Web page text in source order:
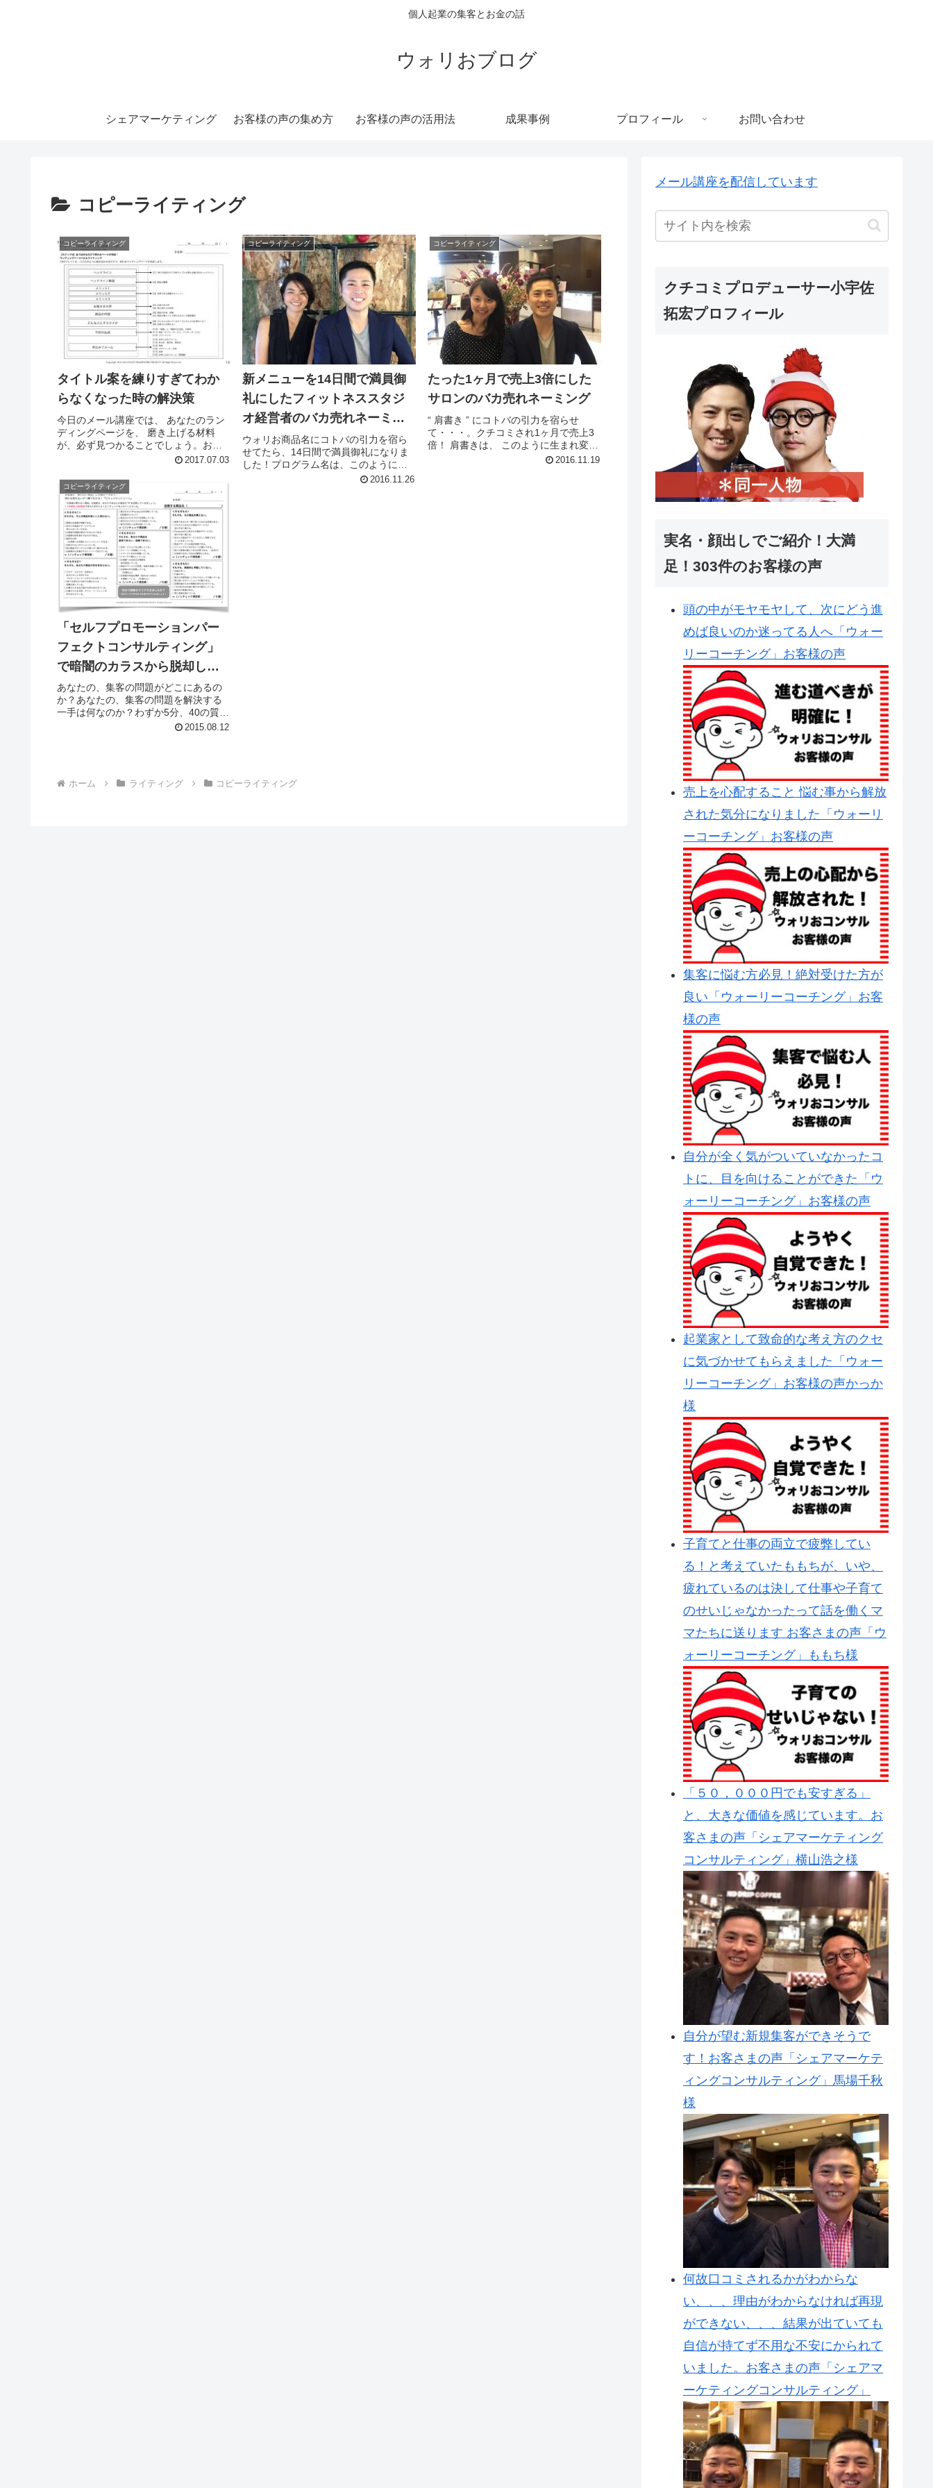
個人起業の集客とお金の話
ウォリおブログ
シェアマーケティング お客様の声の集め方 お客様の声の活用法 成果事例 プロフィール お問い合わせ
コピーライティング
コピーライティング
タイトル案を練りすぎてわか
らなくなった時の解決策
今日のメール講座では、 あなたのラン
ディングページを、 磨き上げる材料
が、必ず見つかることでしょう。おは
ウォリございます。 バイラルメイクプ
ひろ）です。岐阜県高山市で 足つぼサ
ロン・セカンドハウスを経営さ...
2017.07.03
コピーライティング
新メニューを14日間で満員御
礼にしたフィットネススタジ
オ経営者のバカ売れネーミン
グ
ウォリお商品名にコトバの引力を宿ら
せてたら、14日間で満員御礼になりま
した！プログラム名は、このように生
まれ変わりました。ウォリおこの成果
2016.11.26
コピーライティング
たった1ヶ月で売上3倍にした
サロンのバカ売れネーミング
“ 肩書き ” にコトバの引力を宿らせ
て・・・。クチコミされ1ヶ月で売上3
倍！ 肩書きは、 このように生まれ変わ
りました！beforeアロマセラピスト
2016.11.19
コピーライティング
「セルフプロモーションパー
フェクトコンサルティング」
で暗闇のカラスから脱却しま
せんか？
あなたの、集客の問題がどこにあるの
か？あなたの、集客の問題を解決する
一手は何なのか？わずか5分、40の質問
に答えるだけで、問題と解決策が明確
2015.08.12
ホーム ライティング コピーライティング
メール講座を配信しています
クチコミプロデューサー小宇佐
拓宏プロフィール
実名・顔出しでご紹介！大満
足！303件のお客様の声
頭の中がモヤモヤして、次にどう進
めば良いのか迷ってる人へ「ウォー
リーコーチング」お客様の声
売上を心配すること 悩む事から解放
された気分になりました「ウォーリ
ーコーチング」お客様の声
集客に悩む方必見！絶対受けた方が
良い「ウォーリーコーチング」お客
様の声
自分が全く気がついていなかったコ
トに、目を向けることができた「ウ
ォーリーコーチング」お客様の声
起業家として致命的な考え方のクセ
に気づかせてもらえました「ウォー
リーコーチング」お客様の声かっか
様
子育てと仕事の両立で疲弊してい
る！と考えていたももちが、いや、
疲れているのは決して仕事や子育て
のせいじゃなかったって話を働くマ
マたちに送ります お客さまの声「ウ
ォーリーコーチング」ももち様
「５０，０００円でも安すぎる」
と、大きな価値を感じています。お
客さまの声「シェアマーケティング
コンサルティング」横山浩之様
自分が望む新規集客ができそうで
す！お客さまの声「シェアマーケテ
ィングコンサルティング」馬場千秋
様
何故口コミされるかがわからな
い、、、理由がわからなければ再現
ができない、、、結果が出ていても
自信が持てず不用な不安にかられて
いました。お客さまの声「シェアマ
ーケティングコンサルティング」